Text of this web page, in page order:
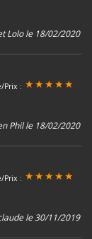
Lolo le 18/02/2020
Prix :
Phil le 18/02/2020
Prix :
le 30/11/2019